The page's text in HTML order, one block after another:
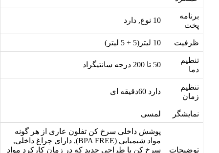
برنامه
پخت
ظرفیت
تنطیم
دما
تنظیم
زمان
دارد 60دقیقه ای
نمایشگر لمسی
توضیحات
پوشش داخلی سرخ کن تفلون عاری از هر گونه
مواد شیمیایی (BPA FREE), دارای چراغ داخلی,
سرخ کن با طراحی جدید که در زمان کارکرد مواد